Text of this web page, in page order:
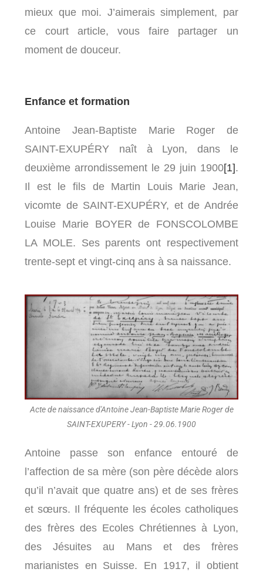
mieux que moi. J’aimerais simplement, par
ce court article, vous faire partager un
moment de douceur.
Enfance et formation
Antoine Jean-Baptiste Marie Roger de
SAINT-EXUPÉRY naît à Lyon, dans le
deuxième arrondissement le 29 juin 1900[1].
Il est le fils de Martin Louis Marie Jean,
vicomte de SAINT-EXUPÉRY, et de Andrée
Louise Marie BOYER de FONSCOLOMBE
LA MOLE. Ses parents ont respectivement
trente-sept et vingt-cinq ans à sa naissance.
Acte de naissance d'Antoine Jean-Baptiste Marie Roger de
SAINT-EXUPERY - Lyon - 29.06.1900
Antoine passe son enfance entouré de
l’affection de sa mère (son père décède alors
qu’il n’avait que quatre ans) et de ses frères
et sœurs. Il fréquente les écoles catholiques
des frères des Ecoles Chrétiennes à Lyon,
des Jésuites au Mans et des frères
marianistes en Suisse. En 1917, il obtient